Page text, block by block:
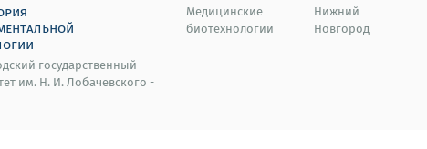
государственный
им. Н. И. Лобачевского -
Медицинские
биотехнологии
Нижний
Новгород